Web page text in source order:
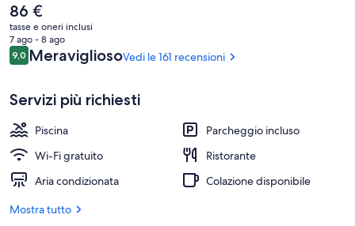
Piscina stagionale all'aperto
Il
prezzo
attuale
è
86 €
86 €
tasse e oneri inclusi
7 ago - 8 ago
Recensioni
9,09,0 su 10
MeravigliosoVedi le 161 recensioni
Servizi più richiesti
Piscina
Parcheggio incluso
Wi-Fi gratuito
Ristorante
Aria condizionata
Colazione disponibile
Mostra tutto